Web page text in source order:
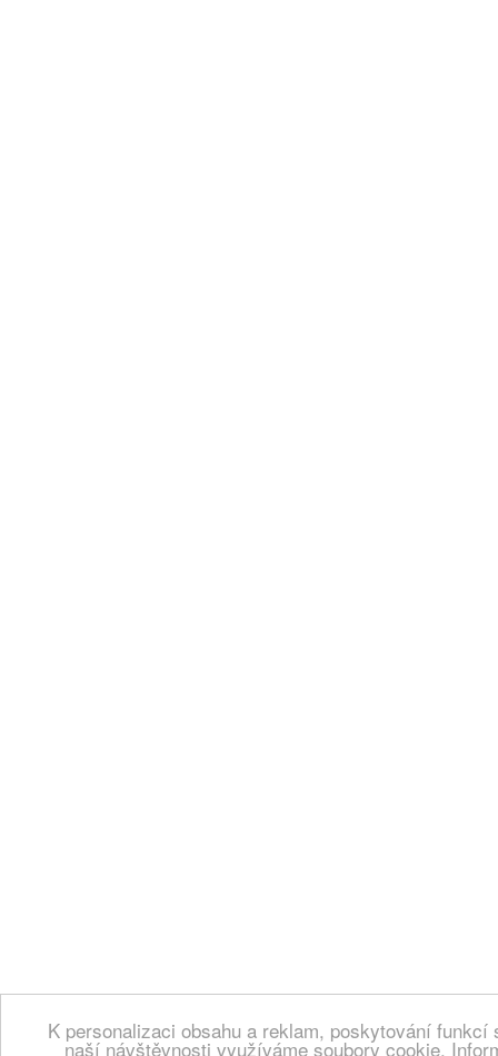
K personalizaci obsahu a reklam, poskytování
naší návštěvnosti využíváme soubory cookie.